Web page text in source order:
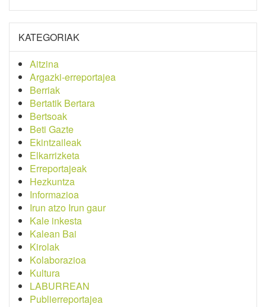
KATEGORIAK
Aitzina
Argazki-erreportajea
Berriak
Bertatik Bertara
Bertsoak
Beti Gazte
Ekintzaileak
Elkarrizketa
Erreportajeak
Hezkuntza
Informazioa
Irun atzo Irun gaur
Kale inkesta
Kalean Bai
Kirolak
Kolaborazioa
Kultura
LABURREAN
Publierreportajea